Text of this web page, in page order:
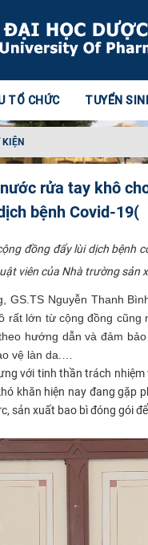
TỔ CHỨC TUYỂN
rửa tay khô
bệnh Covid-19(
đồng đẩy lùi dịch
viên của Nhà trường sản
GS.TS Nguyễn Thanh
rất lớn từ cộng đồng
hướng dẫn và đảm
vệ làn da.…​
với tinh thần trách
khăn hiện nay đang gặp
sản xuất bao bì đóng gói